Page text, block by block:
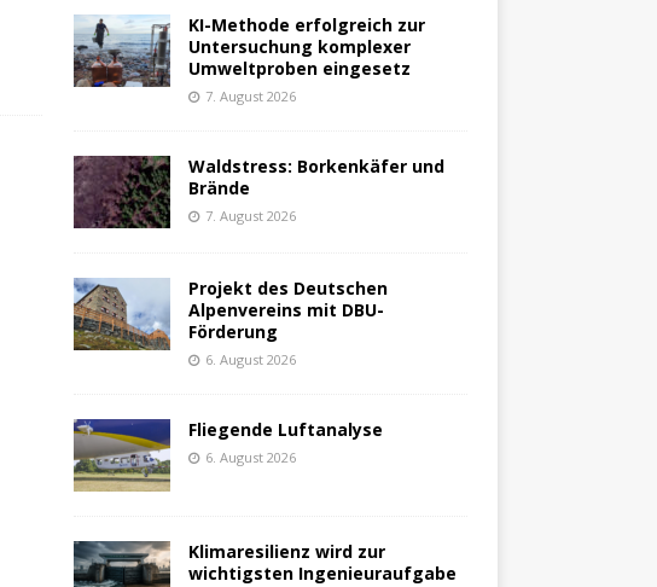
KI-Methode erfolgreich zur
Untersuchung komplexer
Umweltproben eingesetz
7. August 2026
Waldstress: Borkenkäfer und
Brände
7. August 2026
Projekt des Deutschen
Alpenvereins mit DBU-
Förderung
6. August 2026
Fliegende Luftanalyse
6. August 2026
Klimaresilienz wird zur
wichtigsten Ingenieuraufgabe